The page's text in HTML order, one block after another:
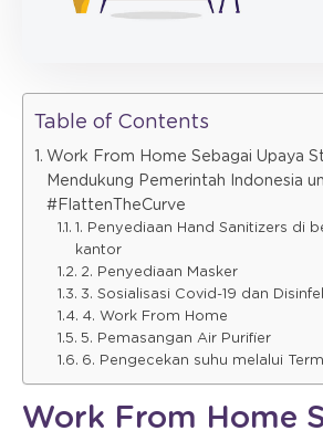
Table of Contents
Work From Home Sebagai Upaya
Mendukung Pemerintah Indonesia
#FlattenTheCurve
1. Penyediaan Hand Sanitizers di
kantor
2. Penyediaan Masker
3. Sosialisasi Covid-19 dan
4. Work From Home
5. Pemasangan Air Purifier
6. Pengecekan suhu melalui
Work From Home